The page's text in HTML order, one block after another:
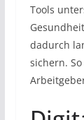
Tools
dadurch
sichern.